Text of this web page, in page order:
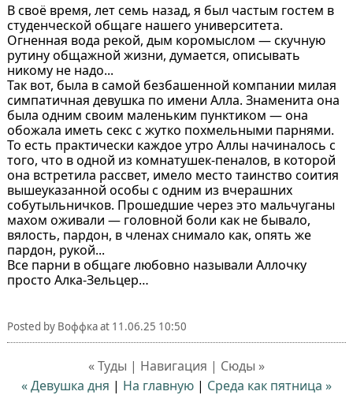
В своё время, лет семь назад, я был частым гостем в
студенческой общаге нашего университета.
Огненная вода рекой, дым коромыслом — скучную
рутину общажной жизни, думается, описывать
никому не надо...
Так вот, была в самой безбашенной компании милая
симпатичная девушка по имени Алла. Знаменита она
была одним своим маленьким пунктиком — она
обожала иметь ceкс с жутко похмельными парнями.
То есть практически каждое утро Аллы начиналось с
того, что в одной из комнатушек-пеналов, в которой
она встретила рассвет, имело место таинство соития
вышеуказанной особы с одним из вчерашних
собутыльничков. Прошедшие через это мальчуганы
махом оживали — головной боли как не бывало,
вялость, пардон, в членах снимало как, опять же
пардон, рукой...
Все парни в общаге любовно называли Аллочку
просто Алка-Зельцер…
Posted by Воффкаat 11.06.25 10:50
« Туды | Навигация | Сюды »
« Девушка дня | На главную | Среда как пятница »